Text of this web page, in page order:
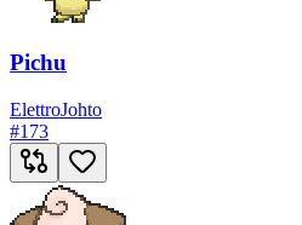
Pichu
ElettroJohto
#173